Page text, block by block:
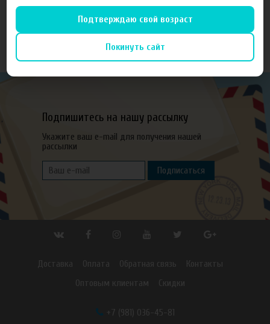
Возврат средств в обоих случаях производится не позднее чем
через 10 дней с даты получения продавцом письменного
заявления клиента о возврате товара.
Подпишитесь на нашу рассылку
Укажите ваш e-mail для получения нашей
рассылки
Подписаться
Доставка Оплата Обратная связь
Контакты
Оптовым клиентам
Скидки
+7 (981) 036-45-81
Подтверждаю свой возраст
Покинуть сайт